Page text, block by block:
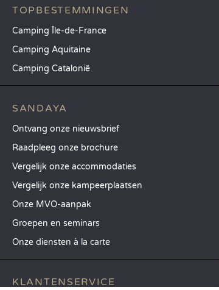
TOPBESTEMMINGEN
Camping Île-de-France
Camping Aquitaine
Camping Catalonië
SANDAYA
Ontvang onze nieuwsbrief
Raadpleeg onze brochure
Vergelijk onze accommodaties
Vergelijk onze kampeerplaatsen
Onze MVO-aanpak
Groepen en seminars
Onze diensten à la carte
KLANTENSERVICE